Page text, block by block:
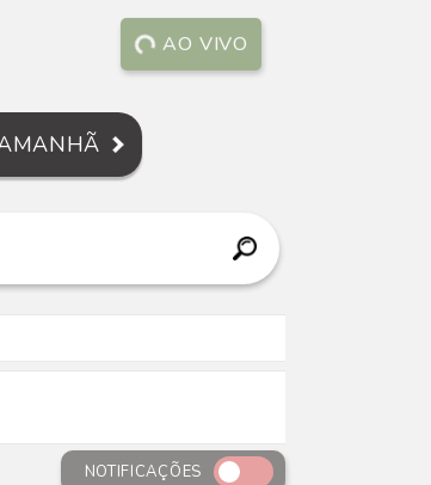
AO VIVO
NOTIFICAÇÕES